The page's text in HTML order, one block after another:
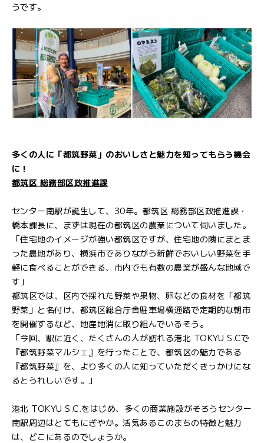
うです。
多くの人に「都筑野菜」のおいしさと魅力を知ってもらう機会
に！
都筑区 総務部区政推進課
センター南駅が誕生して、30年。都筑区 総務部区政推進課・
橋本課長に、まずは現在の都筑区の農業について伺いました。
「住宅地のイメージが強い都筑区ですが、住宅地の隣にまとま
った農地があり、横浜市でありながら新鮮でおいしい野菜を手
軽に食べることができる、市内でも有数の農業が盛んな地域で
す」
都筑区では、区内で採れた野菜や果物、卵などの食材を「都筑
野菜」と名付け、都筑区総合庁舎駐車場横通路で定期的な朝市
を開催するなど、地産地消に取り組んでいるそう。
「今回、駅に近く、たくさんの人が訪れる港北 TOKYU S.Cで
『都筑野菜マルシェ』を行ったことで、都筑区の魅力である
『都筑野菜』を、より多くの人に知っていただくきっかけにな
るとうれしいです。」
港北 TOKYU S.C.をはじめ、多くの商業施設がそろうセンター
南駅周辺はとてもにぎやか。活気あるこのまちの特徴と魅力
は、どこにあるのでしょうか。